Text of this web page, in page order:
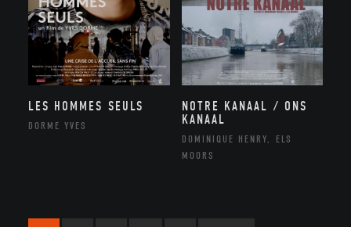
LES HOMMES SEULS
DORME YVES
NOTRE KANAAL / ONS
KANAAL
DOMINIQUE HENRY, ELS
MOORS